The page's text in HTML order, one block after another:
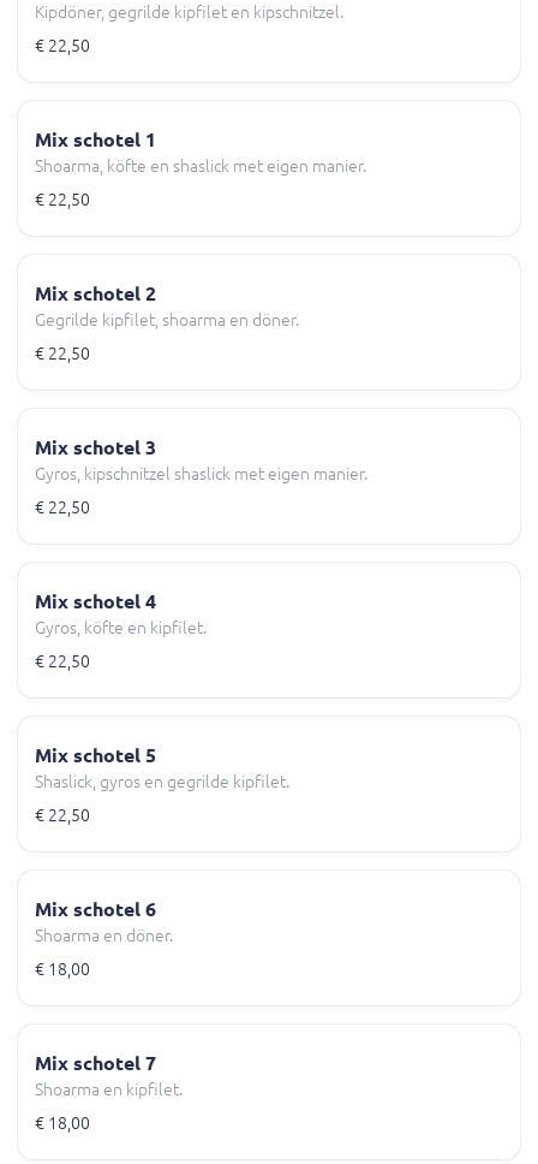
Kipdöner, gegrilde kipfilet en kipschnitzel.
€ 22,50
Mix schotel 1
Shoarma, köfte en shaslick met eigen manier.
€ 22,50
Mix schotel 2
Gegrilde kipfilet, shoarma en döner.
€ 22,50
Mix schotel 3
Gyros, kipschnitzel shaslick met eigen manier.
€ 22,50
Mix schotel 4
Gyros, köfte en kipfilet.
€ 22,50
Mix schotel 5
Shaslick, gyros en gegrilde kipfilet.
€ 22,50
Mix schotel 6
Shoarma en döner.
€ 18,00
Mix schotel 7
Shoarma en kipfilet.
€ 18,00